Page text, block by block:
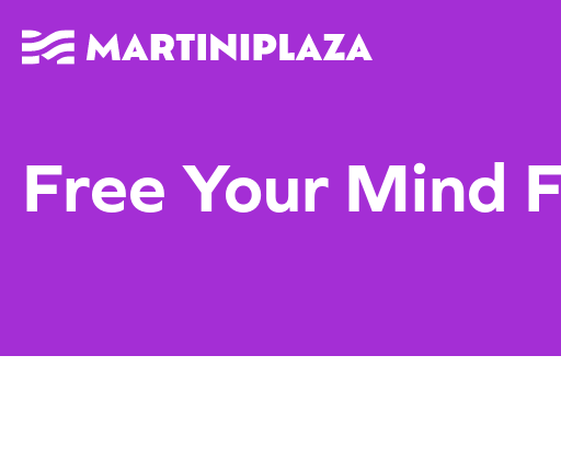
Free Your Mind